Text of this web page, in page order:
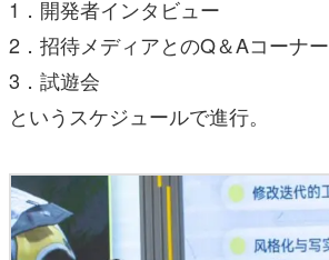
1．開発者インタビュー
2．招待メディアとのQ＆Aコーナー
3．試遊会
というスケジュールで進行。